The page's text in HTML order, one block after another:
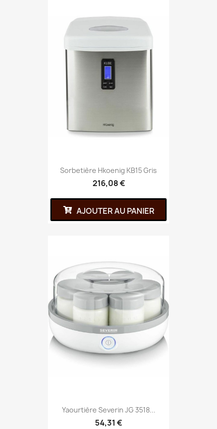
Sorbetière Hkoenig KB15 Gris
216,08 €
AJOUTER AU PANIER
Yaourtière Severin JG 3518...
54,31 €